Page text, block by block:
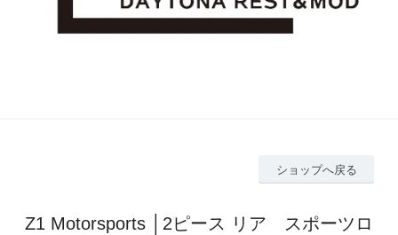
ショップへ戻る
Z1 Motorsports │2ピース リア スポーツロ